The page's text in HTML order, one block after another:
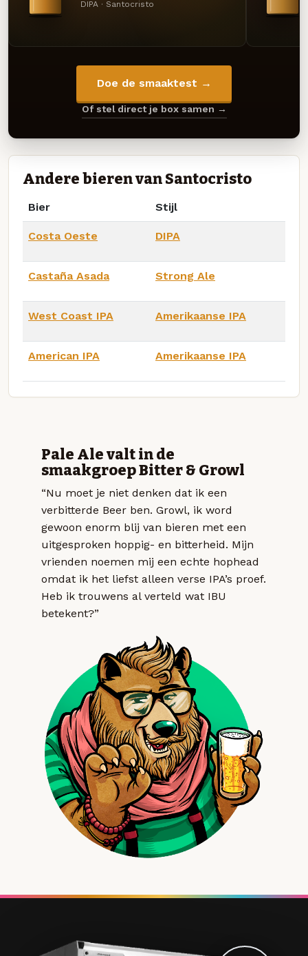
DIPA · Santocristo
Doe de smaaktest →
Of stel direct je box samen →
Andere bieren van Santocristo
Bier Stijl
Costa Oeste DIPA
Castaña Asada Strong Ale
West Coast IPA Amerikaanse IPA
American IPA Amerikaanse IPA
Pale Ale valt in de
smaakgroep Bitter & Growl
“Nu moet je niet denken dat ik een
verbitterde Beer ben. Growl, ik word
gewoon enorm blij van bieren met een
uitgesproken hoppig- en bitterheid. Mijn
vrienden noemen mij een echte hophead
omdat ik het liefst alleen verse IPA’s proef.
Heb ik trouwens al verteld wat IBU
betekent?”